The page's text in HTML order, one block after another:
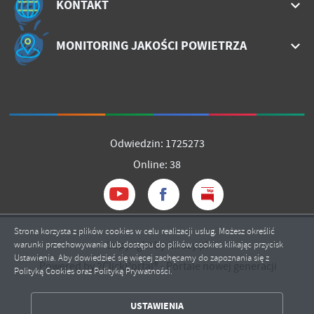
KONTAKT
MONITORING JAKOŚCI POWIETRZA
Odwiedzin: 1725273
Online: 38
Copyright by mrozy.pl
Powered by2ClickPortal®- Portale nowej generacji
Strona korzysta z plików cookies w celu realizacji usług. Możesz określić
warunki przechowywania lub dostępu do plików cookies klikając przycisk
Ustawienia. Aby dowiedzieć się więcej zachęcamy do zapoznania się z
Polityką Cookies oraz Polityką Prywatności.
USTAWIENIA
treści w postaci wiadomości, ofert, komunikatów mediów
społecznościowych.
ZAPISZ WYBRANE